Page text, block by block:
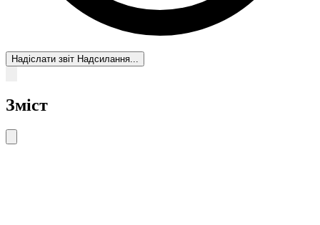
Надіслати звіт Надсилання...
Зміст